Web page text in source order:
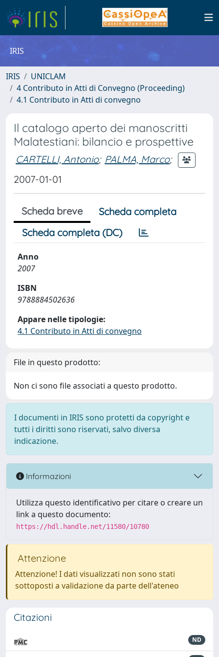
IRIS
IRIS
UNICLAM
4 Contributo in Atti di Convegno (Proceeding)
4.1 Contributo in Atti di convegno
Il catalogo aperto dei manoscritti
Malatestiani: bilancio e prospettive
CARTELLI, Antonio; PALMA, Marco;
2007-01-01
Scheda breve
Scheda completa
Scheda completa (DC)
Anno
2007
ISBN
9788884502636
Appare nelle tipologie:
4.1 Contributo in Atti di convegno
File in questo prodotto:
Non ci sono file associati a questo prodotto.
I documenti in IRIS sono protetti da copyright e
tutti i diritti sono riservati, salvo diversa
indicazione.
Informazioni
Utilizza questo identificativo per citare o creare un
link a questo documento:
https://hdl.handle.net/11580/10780
Attenzione
Attenzione! I dati visualizzati non sono stati
sottoposti a validazione da parte dell'ateneo
Citazioni
ND